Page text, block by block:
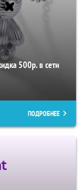
500р. в сети
ПОДРОБНЕЕ